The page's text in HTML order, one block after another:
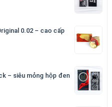
0.02 – cao cấp
– siêu mỏng hộp đen